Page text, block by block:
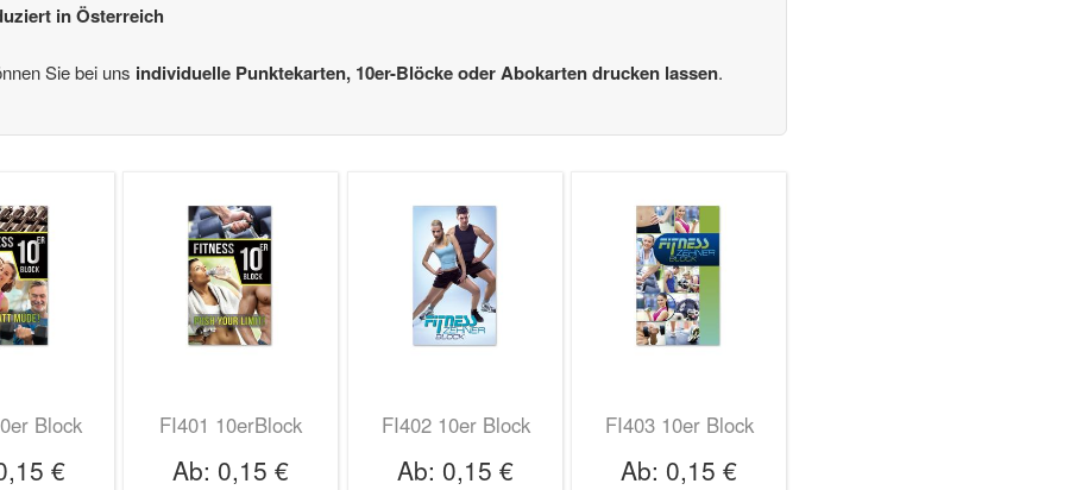
in Österreich
Sie bei uns individuelle Punktekarten, 10er-Blöcke oder Abokarten drucken lassen.
Block
€
FI401 10erBlock
Ab: 0,15 €
FI402 10er Block
Ab: 0,15 €
FI403 10er Block
Ab: 0,15 €